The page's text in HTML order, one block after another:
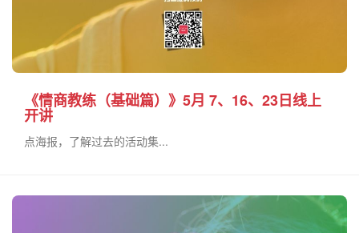
《情商教练（基础篇）》5月 7、16、23日线上
开讲
点海报，了解过去的活动集...